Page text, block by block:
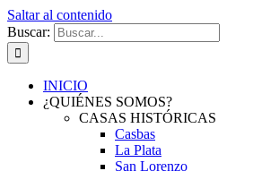
Saltar al contenido
Buscar:
INICIO
¿QUIÉNES SOMOS?
CASAS HISTÓRICAS
Casbas
La Plata
San Lorenzo